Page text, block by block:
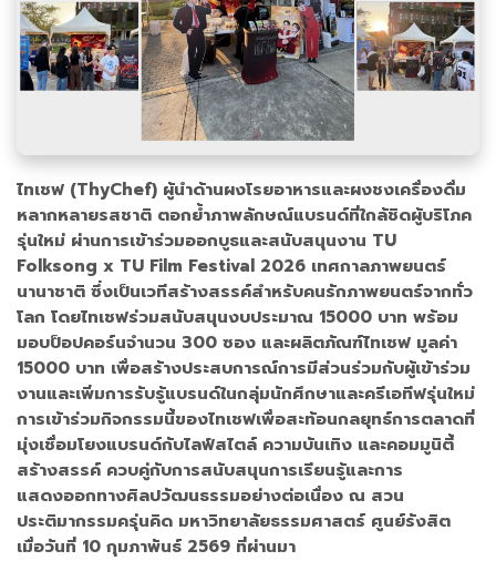
ไทเชฟ (ThyChef) ผู้นำด้านผงโรยอาหารและผงชงเครื่องดื่ม
หลากหลายรสชาติ ตอกย้ำภาพลักษณ์แบรนด์ที่ใกล้ชิดผู้บริโภค
รุ่นใหม่ ผ่านการเข้าร่วมออกบูธและสนับสนุนงาน TU
Folksong x TU Film Festival 2026 เทศกาลภาพยนตร์
นานาชาติ ซึ่งเป็นเวทีสร้างสรรค์สำหรับคนรักภาพยนตร์จากทั่ว
โลก โดยไทเชฟร่วมสนับสนุนงบประมาณ 15000 บาท พร้อม
มอบป็อปคอร์นจำนวน 300 ซอง และผลิตภัณฑ์ไทเชฟ มูลค่า
15000 บาท เพื่อสร้างประสบการณ์การมีส่วนร่วมกับผู้เข้าร่วม
งานและเพิ่มการรับรู้แบรนด์ในกลุ่มนักศึกษาและครีเอทีฟรุ่นใหม่
การเข้าร่วมกิจกรรมนี้ของไทเชฟเพื่อสะท้อนกลยุทธ์การตลาดที่
มุ่งเชื่อมโยงแบรนด์กับไลฟ์สไตล์ ความบันเทิง และคอมมูนิตี้
สร้างสรรค์ ควบคู่กับการสนับสนุนการเรียนรู้และการ
แสดงออกทางศิลปวัฒนธรรมอย่างต่อเนื่อง ณ สวน
ประติมากรรมครุ่นคิด มหาวิทยาลัยธรรมศาสตร์ ศูนย์รังสิต
เมื่อวันที่ 10 กุมภาพันธ์ 2569 ที่ผ่านมา